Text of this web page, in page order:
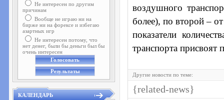
Не интересен по другим
причинам
Вообще не играю ни на
бирже ни на форексе и избегаю
азартных игр
Не интересен потому, что
нет денег, были бы деньги был бы
очень интересен
КАЛЕНДАРЬ
воздушного
более), по второй –
показатели
транспорта
Другие новости по теме:
{related-news}